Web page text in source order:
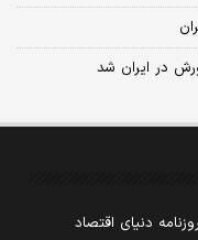
در ایران شد
روزنامه دنیای اقتصاد